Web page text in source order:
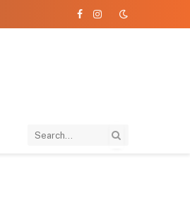
Facebook
Instagram